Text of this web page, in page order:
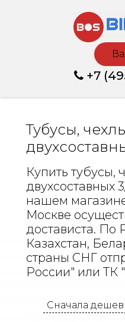
+7
Тубусы,
Купить тубусы,
двухсоставных
нашем
Москве
достависта. По
Казахстан,
страны СНГ
России" или ТК
Сначала